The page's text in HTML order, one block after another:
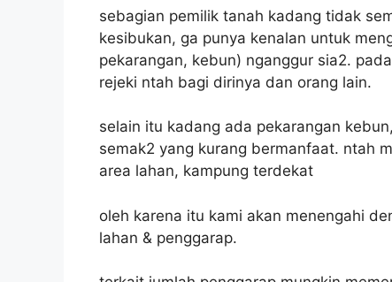
sebagian pemilik tanah kadang tidak
kesibukan, ga punya kenalan untuk
pekarangan, kebun) nganggur sia2.
rejeki ntah bagi dirinya dan orang lain.
selain itu kadang ada pekarangan
semak2 yang kurang bermanfaat. ntah
area lahan, kampung terdekat
oleh karena itu kami akan menengahi
lahan & penggarap.